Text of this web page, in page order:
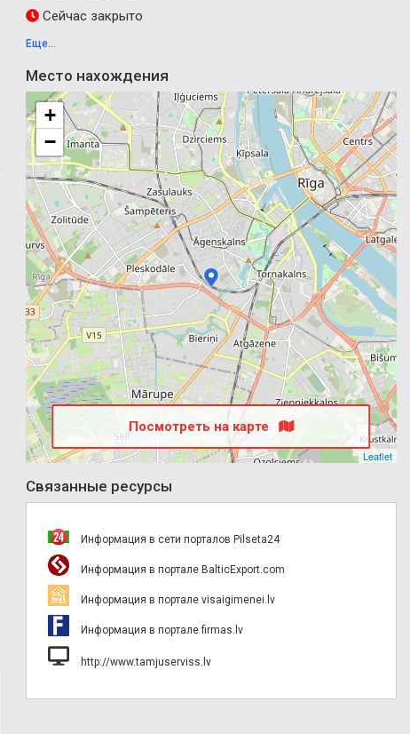
Сейчас закрыто
Еще...
Место нахождения
+
−
Leaflet
Посмотреть на карте
Связанные ресурсы
Информация в сети порталов Pilseta24
Информация в портале BalticExport.com
Информация в портале visaigimenei.lv
Информация в портале firmas.lv
http://www.tamjuserviss.lv